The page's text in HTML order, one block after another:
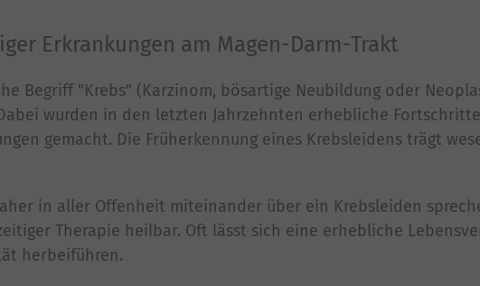
Erkrankungen am Magen-Darm-Trakt
Begriff "Krebs" (Karzinom, bösartige Neubildung oder
wurden in den letzten Jahrzehnten erhebliche
gemacht. Die Früherkennung eines Krebsleidens trägt
in aller Offenheit miteinander über ein Krebsleiden
Therapie heilbar. Oft lässt sich eine erhebliche
herbeiführen.